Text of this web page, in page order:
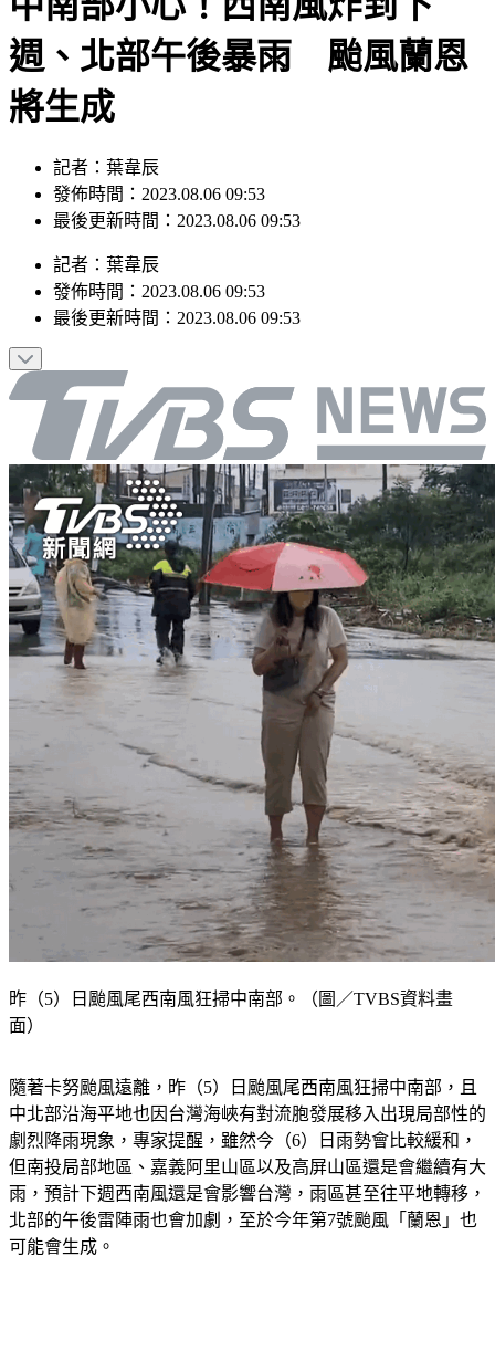
週、北部午後暴雨 颱風蘭恩
將生成
發佈時間：2023.08.06 09:53
最後更新時間：2023.08.06 09:53
發佈時間：2023.08.06 09:53
最後更新時間：2023.08.06 09:53
面）
中北部沿海平地也因台灣海峽有對流胞發展移入出現局部性的
劇烈降雨現象，專家提醒，雖然今（6）日雨勢會比較緩和，
但南投局部地區、嘉義阿里山區以及高屏山區還是會繼續有大
雨，預計下週西南風還是會影響台灣，雨區甚至往平地轉移，
北部的午後雷陣雨也會加劇，至於今年第7號颱風「蘭恩」也
可能會生成。